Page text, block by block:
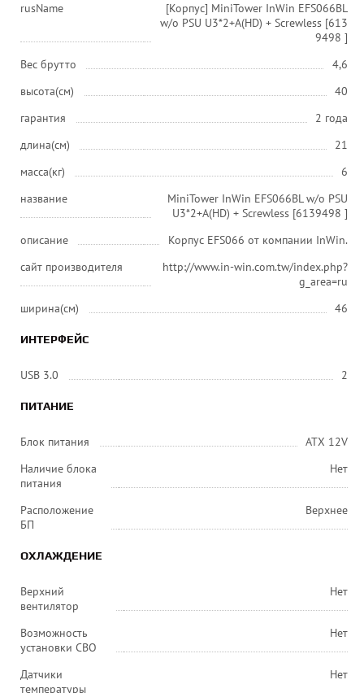
rusName
[Корпус] MiniTower InWin EFS066BL
w/o PSU U3*2+A(HD) + Screwless [613
9498 ]
Вес брутто
4,6
высота(см)
40
гарантия
2 года
длина(см)
21
масса(кг)
6
название
MiniTower InWin EFS066BL w/o PSU
U3*2+A(HD) + Screwless [6139498 ]
описание
Корпус EFS066 от компании InWin.
сайт производителя
http://www.in-win.com.tw/index.php?
g_area=ru
ширина(см)
46
ИНТЕРФЕЙС
USB 3.0 2
ПИТАНИЕ
Блок питания
ATX 12V
Наличие блока
питания
Нет
Расположение
БП
Верхнее
ОХЛАЖДЕНИЕ
Верхний
вентилятор
Нет
Возможность
установки СВО
Нет
Датчики
температуры
Нет